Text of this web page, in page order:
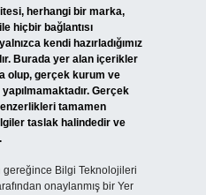
herhangi bir marka,
hiçbir bağlantısı
kendi hazırladığımız
Burada yer alan içerikler
olup, gerçek kurum ve
Gerçek
tamamen
taslak halindedir ve
gereğince Bilgi Teknolojileri
onaylanmış bir Yer